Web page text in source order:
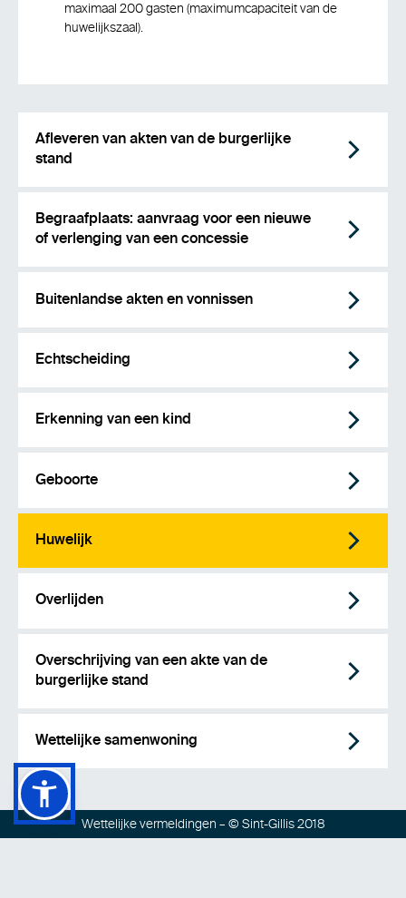
Afleveren van akten van de burgerlijke
stand
Begraafplaats: aanvraag voor een nieuwe
of verlenging van een concessie
Buitenlandse akten en vonnissen
Echtscheiding
Erkenning van een kind
Geboorte
Huwelijk
Overlijden
Overschrijving van een akte van de
burgerlijke stand
Wettelijke samenwoning
maximaal 200 gasten (maximumcapaciteit van de
huwelijkszaal).
Wettelijke vermeldingen – © Sint-Gillis 2018